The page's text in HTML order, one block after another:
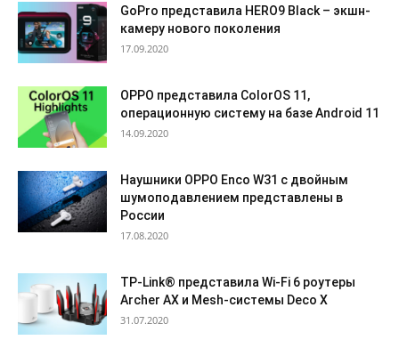
GoPro представила HERO9 Black – экшн-
камеру нового поколения
17.09.2020
OPPO представила ColorOS 11,
операционную систему на базе Android 11
14.09.2020
Наушники OPPO Enco W31 c двойным
шумоподавлением представлены в
России
17.08.2020
TP-Link® представила Wi-Fi 6 роутеры
Archer AX и Mesh-системы Deco X
31.07.2020